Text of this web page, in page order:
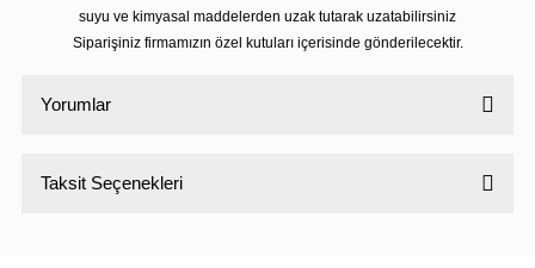
suyu ve kimyasal maddelerden uzak tutarak uzatabilirsiniz
Siparişiniz firmamızın özel kutuları içerisinde gönderilecektir.
Yorumlar
Taksit Seçenekleri